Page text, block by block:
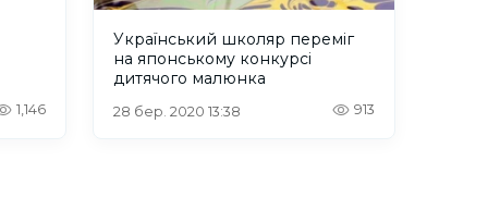
1,146
Український школяр переміг
на японському конкурсі
дитячого малюнка
28 бер. 2020 13:38 913